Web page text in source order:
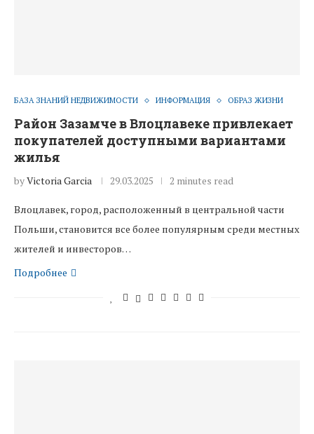
БАЗА ЗНАНИЙ НЕДВИЖИМОСТИ ИНФОРМАЦИЯ ОБРАЗ ЖИЗНИ
Район Зазамче в Влоцлавеке привлекает
покупателей доступными вариантами
жилья
byVictoria Garcia 29.03.2025 2 minutes read
Влоцлавек, город, расположенный в центральной части
Польши, становится все более популярным среди местных
жителей и инвесторов…
Подробнее